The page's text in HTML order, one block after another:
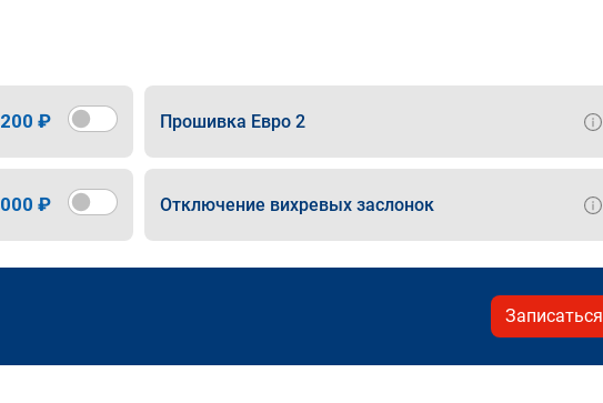
₽ Прошивка Евро 2
₽ Отключение вихревых заслонок
Записаться